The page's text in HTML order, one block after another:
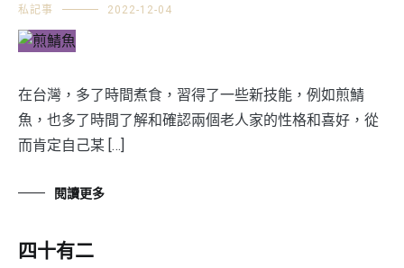
私記事 2022-12-04
在台灣，多了時間煮食，習得了一些新技能，例如煎鯖
魚，也多了時間了解和確認兩個老人家的性格和喜好，從
而肯定自己某 […]
閱讀更多
四十有二